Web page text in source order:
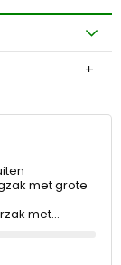
met grote
met…